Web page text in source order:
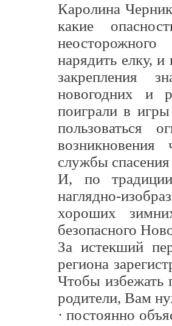
Каролина
какие
нарядить елку,
закрепления
новогодних и
поиграли в
пользоваться
службы
И, по
наглядно-
хороших
безопасного
За истекший
региона
Чтобы избежать
родители, Вам
· постоянно